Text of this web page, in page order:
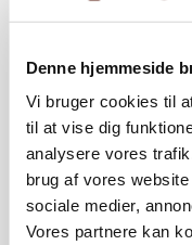
Denne hjemmeside
Vi bruger cookies til
til at vise dig
analysere vores
brug af vores
sociale medier,
Vores partnere kan